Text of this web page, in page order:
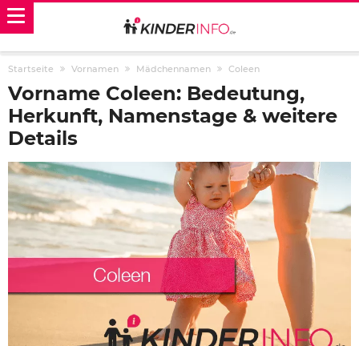
Startseite Vornamen Mädchennamen Coleen
Vorname Coleen: Bedeutung,
Herkunft, Namenstage & weitere
Details